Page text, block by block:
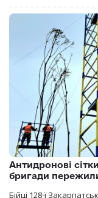
Антидронові
бригади
Бійці 128-ї